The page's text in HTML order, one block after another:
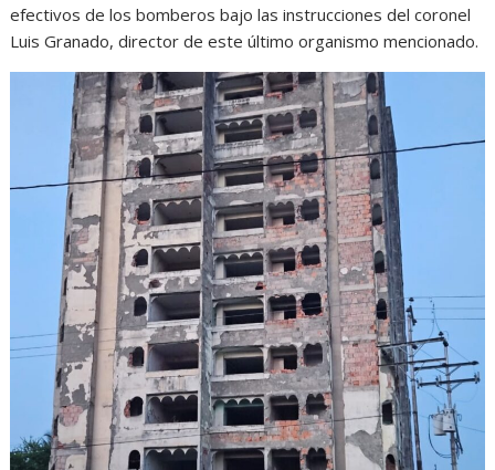
efectivos de los bomberos bajo las instrucciones del coronel
Luis Granado, director de este último organismo mencionado.